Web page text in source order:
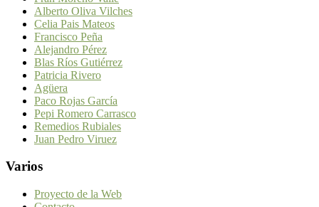
Alberto Oliva Vilches
Celia Pais Mateos
Francisco Peña
Alejandro Pérez
Blas Ríos Gutiérrez
Patricia Rivero
Agüera
Paco Rojas García
Pepi Romero Carrasco
Remedios Rubiales
Juan Pedro Viruez
Varios
Proyecto de la Web